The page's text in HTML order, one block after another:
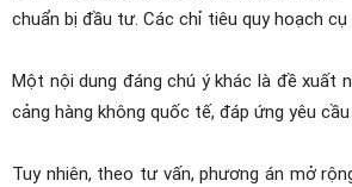
chuẩn bị đầu tư. Các chỉ tiêu quy hoạch
Một nội dung đáng chú ý khác là đề xuất
cảng hàng không quốc tế, đáp ứng yêu
Tuy nhiên, theo tư vấn, phương án mở